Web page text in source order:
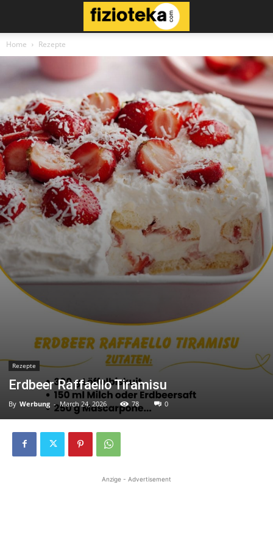
Home Rezepte
Rezepte
Erdbeer Raffaello Tiramisu
By Werbung - March 24, 2026 78 0
Anzige - Advertisement